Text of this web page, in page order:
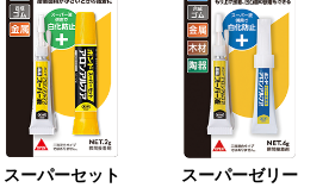
スーパーセット
スーパーゼリー